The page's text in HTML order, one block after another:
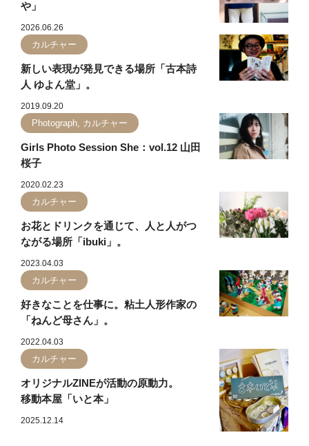
や」
2026.06.26
カルチャー
新しい表現が発見できる場所「古本詩
人 ゆよん堂」。
2019.09.20
Photograph, カルチャー
Girls Photo Session She：vol.12 山田
桜子
2020.02.23
カルチャー
お花とドリンクを通じて、人と人がつ
ながる場所「ibuki」。
2023.04.03
カルチャー
好きなことを仕事に。粘土人形作家の
「ねんど母さん」。
2022.04.03
カルチャー
オリジナルZINEが活動の原動力。
移動本屋「いと本」
2025.12.14